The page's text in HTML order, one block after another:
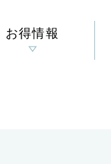
お得情報